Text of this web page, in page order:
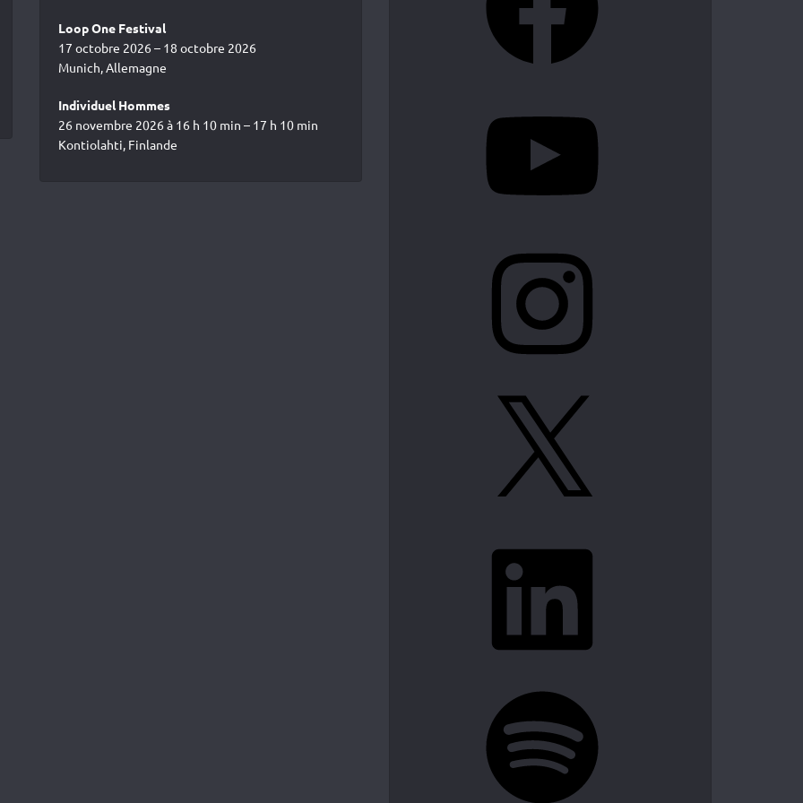
Loop One Festival
17 octobre 2026 – 18 octobre 2026
Munich, Allemagne
Individuel Hommes
26 novembre 2026 à 16 h 10 min – 17 h 10 min
Kontiolahti, Finlande